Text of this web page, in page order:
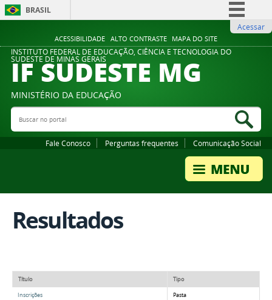
ACESSIBILIDADE ALTO CONTRASTE MAPA DO SITE
BRASIL
Comunica BR
Participe
Legislação
Acessar
INSTITUTO FEDERAL DE EDUCAÇÃO, CIÊNCIA E TECNOLOGIA DO
SUDESTE DE MINAS GERAIS
IF SUDESTE MG
MINISTÉRIO DA EDUCAÇÃO
Buscar no portal
Fale Conosco Perguntas frequentes Comunicação Social
Resultados
Título Tipo
Inscrições Pasta